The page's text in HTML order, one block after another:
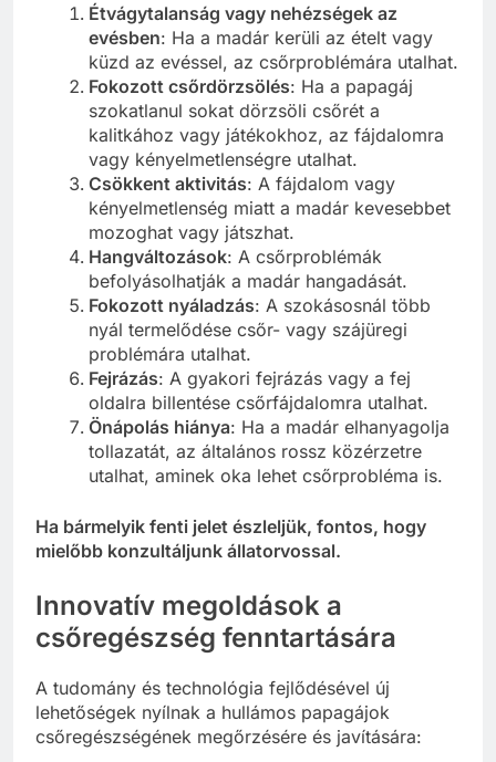
Étvágytalanság vagy nehézségek az
evésben: Ha a madár kerüli az ételt vagy
küzd az evéssel, az csőrproblémára utalhat.
Fokozott csőrdörzsölés: Ha a papagáj
szokatlanul sokat dörzsöli csőrét a
kalitkához vagy játékokhoz, az fájdalomra
vagy kényelmetlenségre utalhat.
Csökkent aktivitás: A fájdalom vagy
kényelmetlenség miatt a madár kevesebbet
mozoghat vagy játszhat.
Hangváltozások: A csőrproblémák
befolyásolhatják a madár hangadását.
Fokozott nyáladzás: A szokásosnál több
nyál termelődése csőr- vagy szájüregi
problémára utalhat.
Fejrázás: A gyakori fejrázás vagy a fej
oldalra billentése csőrfájdalomra utalhat.
Önápolás hiánya: Ha a madár elhanyagolja
tollazatát, az általános rossz közérzetre
utalhat, aminek oka lehet csőrprobléma is.
Ha bármelyik fenti jelet észleljük, fontos, hogy
mielőbb konzultáljunk állatorvossal.
Innovatív megoldások a
csőregészség fenntartására
A tudomány és technológia fejlődésével új
lehetőségek nyílnak a hullámos papagájok
csőregészségének megőrzésére és javítására: